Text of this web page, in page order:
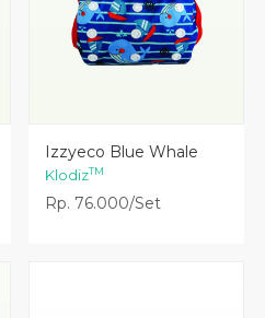
Lihat Detail
Izzyeco Blue Whale
KlodizTM
Rp. 76.000/Set